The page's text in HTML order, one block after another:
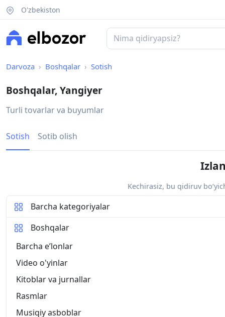
O'zbekiston
Darvoza Boshqalar Sotish
Boshqalar, Yangiyer
Turli tovarlar va buyumlar
Sotish Sotib olish
Kechirasiz, bu qidiruv
Barcha kategoriyalar
Boshqalar
Barcha eʼlonlar
Video o'yinlar
Kitoblar va jurnallar
Rasmlar
Musiqiy asboblar